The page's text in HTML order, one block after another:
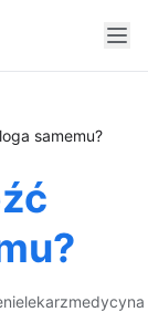
samemu?
lekarzmedycyna